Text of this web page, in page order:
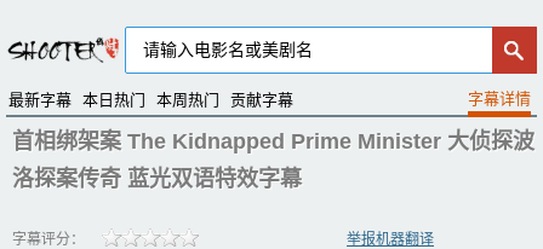
最新字幕 本日热门 本周热门 贡献字幕
首相绑架案 The Kidnapped Prime Minister 大侦探波
洛探案传奇 蓝光双语特效字幕
字幕评分：
举报机器翻译